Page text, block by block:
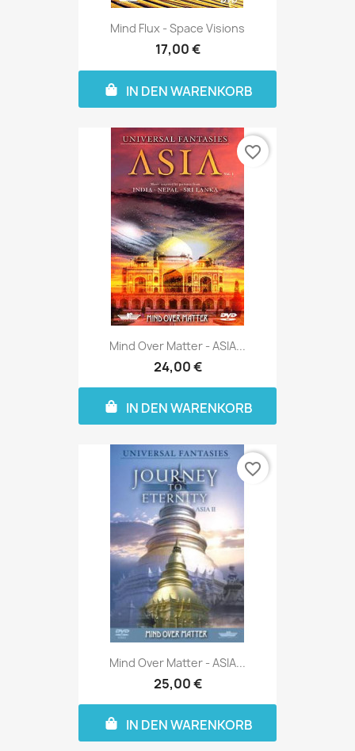
Mind Flux - Space Visions
17,00 €
IN DEN WARENKORB
Mind Over Matter - ASIA...
24,00 €
IN DEN WARENKORB
favorite_border
Mind Over Matter - ASIA...
25,00 €
IN DEN WARENKORB
favorite_border